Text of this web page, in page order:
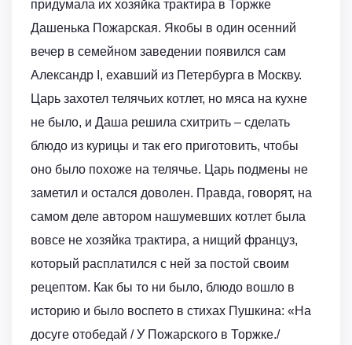
придумала их хозяйка трактира в Торжке
Дашенька Пожарская. Якобы в один осенний
вечер в семейном заведении появился сам
Александр I, ехавший из Петербурга в Москву.
Царь захотел телячьих котлет, но мяса на кухне
не было, и Даша решила схитрить – сделать
блюдо из курицы и так его приготовить, чтобы
оно было похоже на телячье. Царь подмены не
заметил и остался доволен. Правда, говорят, на
самом деле автором нашумевших котлет была
вовсе не хозяйка трактира, а нищий француз,
который расплатился с ней за постой своим
рецептом. Как бы то ни было, блюдо вошло в
историю и было воспето в стихах Пушкина: «На
досуге отобедай / У Пожарского в Торжке./